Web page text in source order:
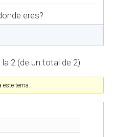
eres?
2 (de un total de 2)
este tema.